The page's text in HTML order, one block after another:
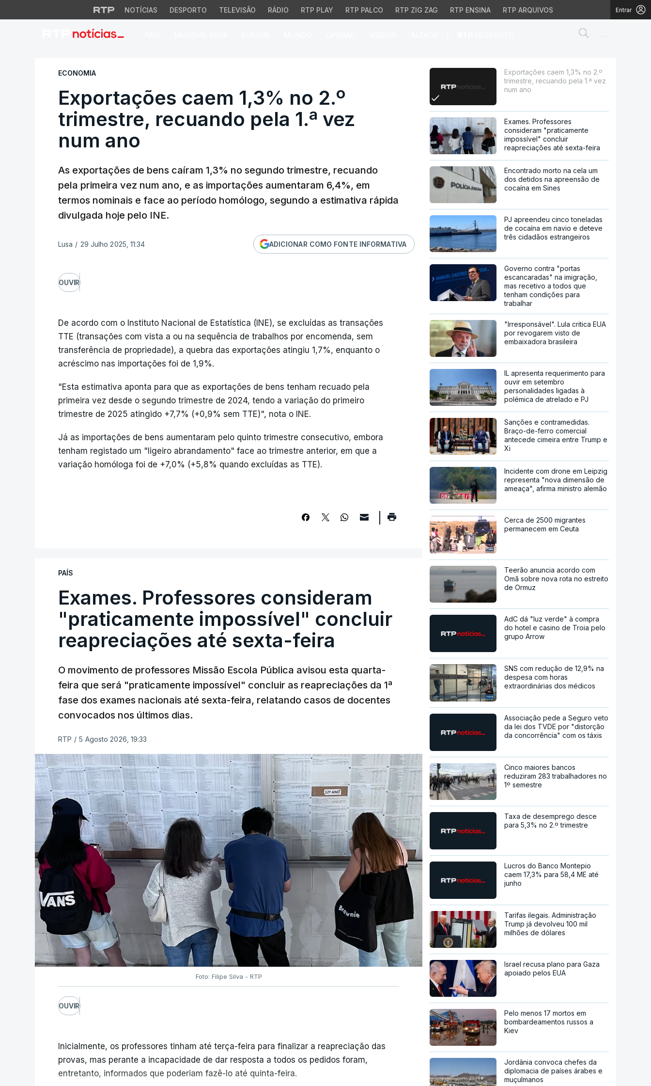
NOTÍCIAS DESPORTO TELEVISÃO RÁDIO RTP PLAY RTP PALCO RTP ZIG ZAG RTP ENSINA RTP ARQUIVOS Entrar
Exportações caem 1,3% no 2.º trimestre, recuando pela 1.ª vez
ECONOMIA
Exportações caem 1,3% no 2.º
trimestre, recuando pela 1.ª vez
num ano
As exportações de bens caíram 1,3% no segundo trimestre, recuando
pela primeira vez num ano, e as importações aumentaram 6,4%, em
termos nominais e face ao período homólogo, segundo a estimativa rápida
divulgada hoje pelo INE.
Lusa / 29 Julho 2025, 11:34 ADICIONAR COMO FONTE INFORMATIVA
OUVIR
De acordo com o Instituto Nacional de Estatística (INE), se excluídas as transações
TTE (transações com vista a ou na sequência de trabalhos por encomenda, sem
transferência de propriedade), a quebra das exportações atingiu 1,7%, enquanto o
acréscimo nas importações foi de 1,9%.
"Esta estimativa aponta para que as exportações de bens tenham recuado pela
primeira vez desde o segundo trimestre de 2024, tendo a variação do primeiro
trimestre de 2025 atingido +7,7% (+0,9% sem TTE)", nota o INE.
Já as importações de bens aumentaram pelo quinto trimestre consecutivo, embora
tenham registado um "ligeiro abrandamento" face ao trimestre anterior, em que a
variação homóloga foi de +7,0% (+5,8% quando excluídas as TTE).
PAÍS
Exames. Professores consideram
"praticamente impossível" concluir
reapreciações até sexta-feira
O movimento de professores Missão Escola Pública avisou esta quarta-
feira que será "praticamente impossível" concluir as reapreciações da 1ª
fase dos exames nacionais até sexta-feira, relatando casos de docentes
convocados nos últimos dias.
RTP / 5 Agosto 2026, 19:33
Foto: Filipe Silva - RTP
OUVIR
Inicialmente, os professores tinham até terça-feira para finalizar a reapreciação das
provas, mas perante a incapacidade de dar resposta a todos os pedidos foram,
entretanto, informados que poderiam fazê-lo até quinta-feira.
Exportações caem 1,3% no 2.º
trimestre, recuando pela 1.ª vez
num ano
Exames. Professores
consideram "praticamente
impossível" concluir
reapreciações até sexta-feira
Encontrado morto na cela um
dos detidos na apreensão de
cocaína em Sines
PJ apreendeu cinco toneladas
de cocaína em navio e deteve
três cidadãos estrangeiros
Governo contra "portas
escancaradas" na imigração,
mas recetivo a todos que
tenham condições para
trabalhar
"Irresponsável". Lula critica EUA
por revogarem visto de
embaixadora brasileira
IL apresenta requerimento para
ouvir em setembro
personalidades ligadas à
polémica de atrelado e PJ
Sanções e contramedidas.
Braço-de-ferro comercial
antecede cimeira entre Trump e
Xi
Incidente com drone em Leipzig
representa "nova dimensão de
ameaça", afirma ministro alemão
Cerca de 2500 migrantes
permanecem em Ceuta
Teerão anuncia acordo com
Omã sobre nova rota no estreito
de Ormuz
AdC dá "luz verde" à compra
do hotel e casino de Troia pelo
grupo Arrow
SNS com redução de 12,9% na
despesa com horas
extraordinárias dos médicos
Associação pede a Seguro veto
da lei dos TVDE por "distorção
da concorrência" com os táxis
Cinco maiores bancos
reduziram 283 trabalhadores no
1º semestre
Taxa de desemprego desce
para 5,3% no 2.º trimestre
Lucros do Banco Montepio
caem 17,3% para 58,4 ME até
junho
Tarifas ilegais. Administração
Trump já devolveu 100 mil
milhões de dólares
Israel recusa plano para Gaza
apoiado pelos EUA
Pelo menos 17 mortos em
bombardeamentos russos a
Kiev
Jordânia convoca chefes da
diplomacia de países árabes e
muçulmanos